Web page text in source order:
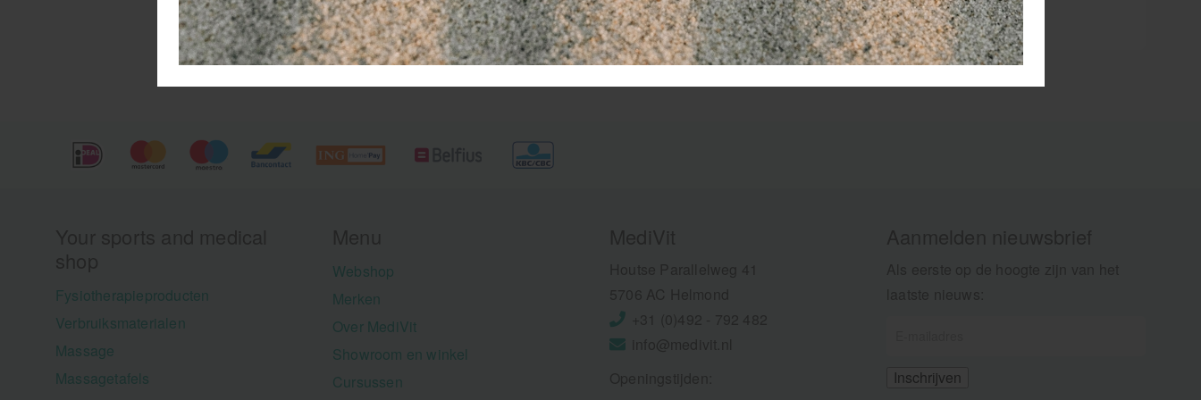
en compact. Ideaal voor medische
professionals en EHBO-kits.
Bestel nu en profiteer van de
beste prijs-kwaliteitverhouding!
achterblijven. verband, pleisters en kleding bij
noodsituaties. De afgeronde punt
zorgt voor extra veiligheid, terwijl
het ergonomische ontwerp een
stevige grip biedt. De allesknipper
voor eerstehulpverleners,
Fysiotherapieproducten
Verbruiksmaterialen
Massage
Massagetafels
Webshop
Merken
Over MediVit
Showroom en winkel
Cursussen